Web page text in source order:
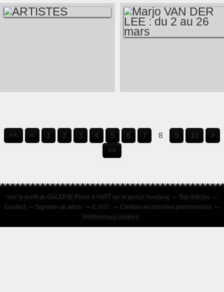
MARS
<< < 1 2 3 4 5 6 7 8 9 10
>
>>
Voir le profil de GALERIE Place à l'ART sur le portail Overblog
Top articles
Contact
Signaler un abus C.G.U.
Cookies et données personnelles
Préférences cookies